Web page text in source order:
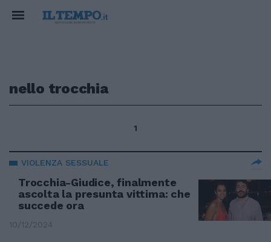
nello trocchia
1
VIOLENZA SESSUALE
Trocchia-Giudice, finalmente
ascolta la presunta vittima: che
succede ora
10/12/2024